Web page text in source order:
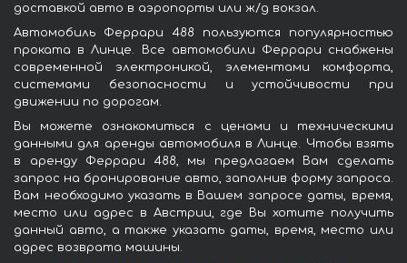
доставкой авто в аэропорты или ж/д вокзал.
Автомобиль Феррари 488 пользуются популярностью
проката в Линце. Все автомобили Феррари снабжены
современной электроникой, элементами комфорта,
системами безопасности и устойчивости при
движении по дорогам.
Вы можете ознакомиться с ценами и техническими
данными для аренды автомобиля в Линце. Чтобы взять
в аренду Феррари 488, мы предлагаем Вам сделать
запрос на бронирование авто, заполнив форму запроса.
Вам необходимо указать в Вашем запросе даты, время,
место или адрес в Австрии, где Вы хотите получить
данный авто, а также указать даты, время, место или
адрес возврата машины.